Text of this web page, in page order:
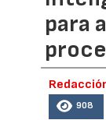
para
908